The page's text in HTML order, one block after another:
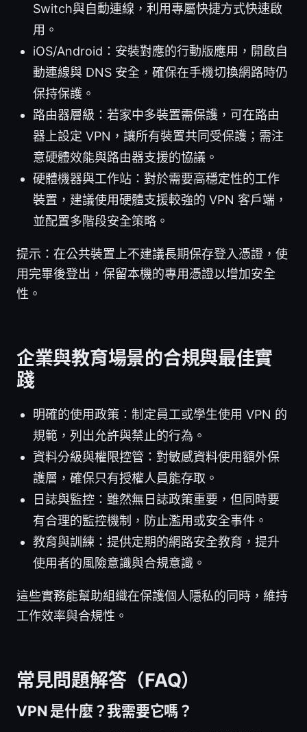
Switch與自動連線，利用專屬快捷方式快速啟
用。
iOS/Android：安裝對應的行動版應用，開啟自
動連線與 DNS 安全，確保在手機切換網路時仍
保持保護。
路由器層級：若家中多裝置需保護，可在路由
器上設定 VPN，讓所有裝置共同受保護；需注
意硬體效能與路由器支援的協議。
硬體機器與工作站：對於需要高穩定性的工作
裝置，建議使用硬體支援較強的 VPN 客戶端，
並配置多階段安全策略。
提示：在公共裝置上不建議長期保存登入憑證，使
用完畢後登出，保留本機的專用憑證以增加安全
性。
企業與教育場景的合規與最佳實
踐
明確的使用政策：制定員工或學生使用 VPN 的
規範，列出允許與禁止的行為。
資料分級與權限控管：對敏感資料使用額外保
護層，確保只有授權人員能存取。
日誌與監控：雖然無日誌政策重要，但同時要
有合理的監控機制，防止濫用或安全事件。
教育與訓練：提供定期的網路安全教育，提升
使用者的風險意識與合規意識。
這些實務能幫助組織在保護個人隱私的同時，維持
工作效率與合規性。
常見問題解答（FAQ）
VPN 是什麼？我需要它嗎？